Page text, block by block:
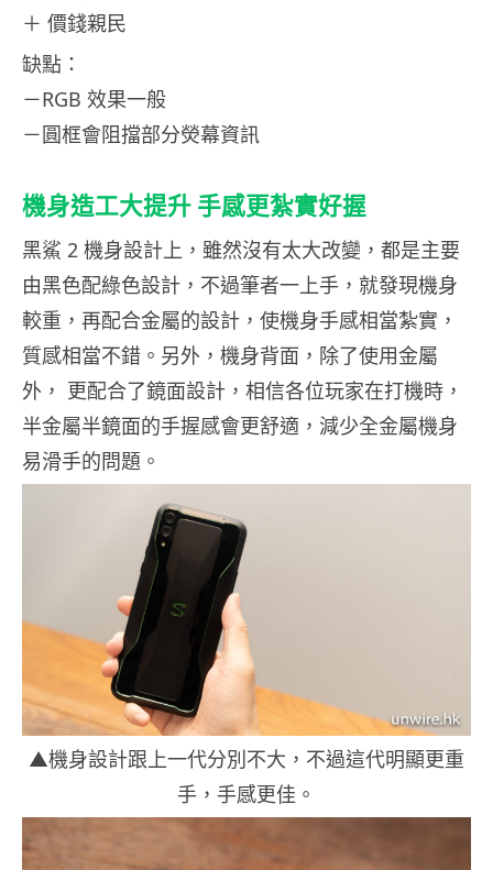
＋ 價錢親民
缺點：
－RGB 效果一般
－圓框會阻擋部分熒幕資訊
機身造工大提升 手感更紮實好握
黑鯊 2 機身設計上，雖然沒有太大改變，都是主要
由黑色配綠色設計，不過筆者一上手，就發現機身
較重，再配合金屬的設計，使機身手感相當紮實，
質感相當不錯。另外，機身背面，除了使用金屬
外， 更配合了鏡面設計，相信各位玩家在打機時，
半金屬半鏡面的手握感會更舒適，減少全金屬機身
易滑手的問題。
▲機身設計跟上一代分別不大，不過這代明顯更重
手，手感更佳。